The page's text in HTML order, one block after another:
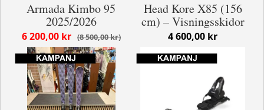
Armada Kimbo 95
2025/2026
8 500,00 kr
6 200,00 kr
Head Kore X85 (156
cm) – Visningsskidor
4 600,00 kr